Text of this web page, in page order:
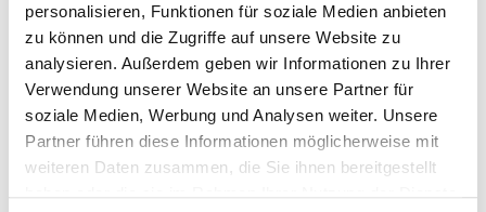
personalisieren, Funktionen für soziale Medien anbieten
zu können und die Zugriffe auf unsere Website zu
analysieren. Außerdem geben wir Informationen zu Ihrer
Verwendung unserer Website an unsere Partner für
soziale Medien, Werbung und Analysen weiter. Unsere
Partner führen diese Informationen möglicherweise mit
weiteren Daten zusammen, die Sie ihnen bereitgestellt
Aggiungi alla wishlist
codice articolo:
207-081
Shop-Numero:
CB11357
Descrizione